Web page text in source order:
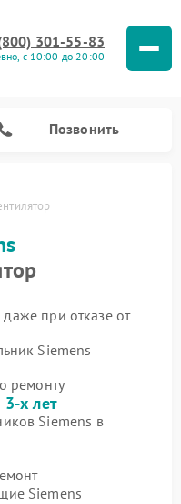
301-55-83
с 10:00 до 20:00
Позвонить
даже при отказе от
Siemens
ремонту
3-х лет
Siemens в
Siemens